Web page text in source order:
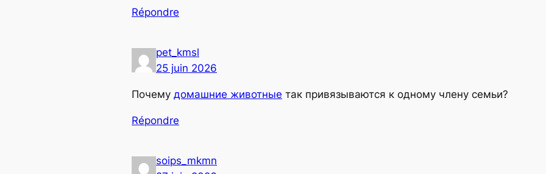
Répondre
pet_kmsl
25 juin 2026
Почему домашние животные так привязываются к одному члену семьи?
Répondre
soips_mkmn